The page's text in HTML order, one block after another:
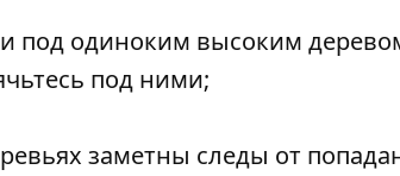
под одиноким высоким
под ними;
заметны следы от